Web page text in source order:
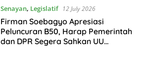
Senayan, Legislatif 12 July 2026
Firman Soebagyo Apresiasi
Peluncuran B50, Harap Pemerintah
dan DPR Segera Sahkan UU